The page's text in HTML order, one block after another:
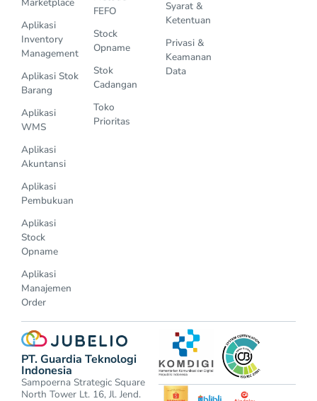
Marketplace
Aplikasi
Inventory
Management
Aplikasi Stok
Barang
Aplikasi
WMS
Aplikasi
Akuntansi
Aplikasi
Pembukuan
Aplikasi
Stock
Opname
Aplikasi
Manajemen
Order
FEFO
Stock
Opname
Stok
Cadangan
Toko
Prioritas
Syarat &
Ketentuan
Privasi &
Keamanan
Data
PT. Guardia Teknologi
Indonesia
Sampoerna Strategic Square
North Tower Lt. 16, Jl. Jend.